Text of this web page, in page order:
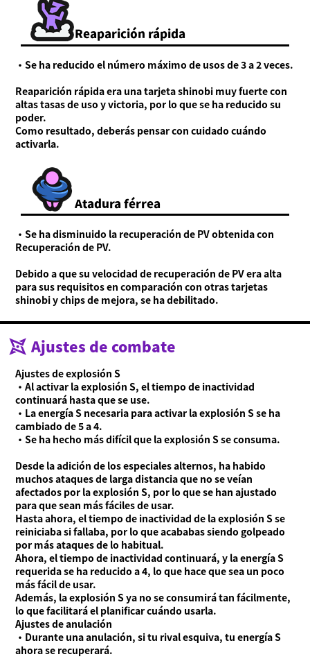
Reaparición rápida
・Se ha reducido el número máximo de usos de 3 a 2 veces.
Reaparición rápida era una tarjeta shinobi muy fuerte con
altas tasas de uso y victoria, por lo que se ha reducido su
poder.
Como resultado, deberás pensar con cuidado cuándo
activarla.
Atadura férrea
・Se ha disminuido la recuperación de PV obtenida con
Recuperación de PV.
Debido a que su velocidad de recuperación de PV era alta
para sus requisitos en comparación con otras tarjetas
shinobi y chips de mejora, se ha debilitado.
Ajustes de combate
Ajustes de explosión S
・Al activar la explosión S, el tiempo de inactividad
continuará hasta que se use.
・La energía S necesaria para activar la explosión S se ha
cambiado de 5 a 4.
・Se ha hecho más difícil que la explosión S se consuma.
Desde la adición de los especiales alternos, ha habido
muchos ataques de larga distancia que no se veían
afectados por la explosión S, por lo que se han ajustado
para que sean más fáciles de usar.
Hasta ahora, el tiempo de inactividad de la explosión S se
reiniciaba si fallaba, por lo que acababas siendo golpeado
por más ataques de lo habitual.
Ahora, el tiempo de inactividad continuará, y la energía S
requerida se ha reducido a 4, lo que hace que sea un poco
más fácil de usar.
Además, la explosión S ya no se consumirá tan fácilmente,
lo que facilitará el planificar cuándo usarla.
Ajustes de anulación
・Durante una anulación, si tu rival esquiva, tu energía S
ahora se recuperará.